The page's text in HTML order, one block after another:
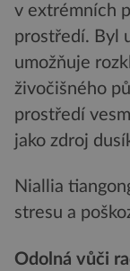
v extrémních
prostředí. Byl
umožňuje
živočišného
prostředí
jako zdroj
Niallia
stresu a
Odolná vůči